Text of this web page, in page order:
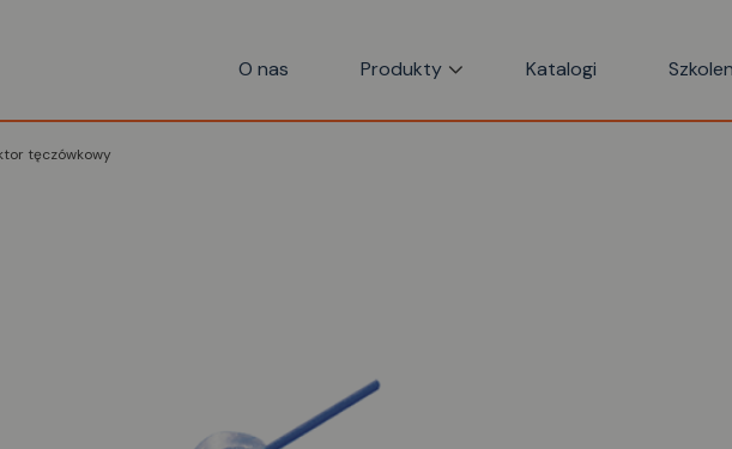
O nas Produkty Katalogi
tęczówkowy